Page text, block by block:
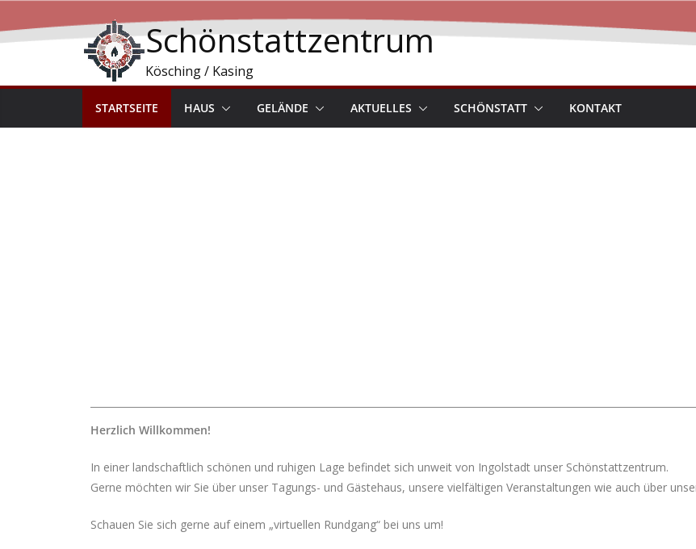
Schönstattzentrum
Kösching / Kasing
STARTSEITE HAUS GELÄNDE AKTUELLES SCHÖNSTATT KONTAKT
Herzlich Willkommen!
In einer landschaftlich schönen und ruhigen Lage befindet sich unweit von Ingolstadt unser Schönstattzentrum.
Gerne möchten wir Sie über unser Tagungs- und Gästehaus, unsere vielfältigen Veranstaltungen wie auch über
Schauen Sie sich gerne auf einem „virtuellen Rundgang“ bei uns um!